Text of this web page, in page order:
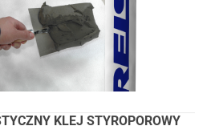
KLEJ STYROPOROWY